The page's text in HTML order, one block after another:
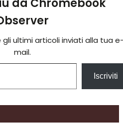
ultimi articoli inviati alla tua
mail.
Iscriviti